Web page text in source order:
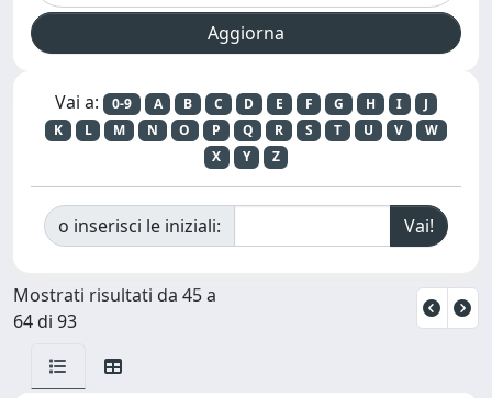
Vai a: 0-9 A B C D E F G H I
J
K
L M N O P Q R S T U V
W
X
Y Z
o inserisci le iniziali:
Mostrati risultati da 45 a
64 di 93